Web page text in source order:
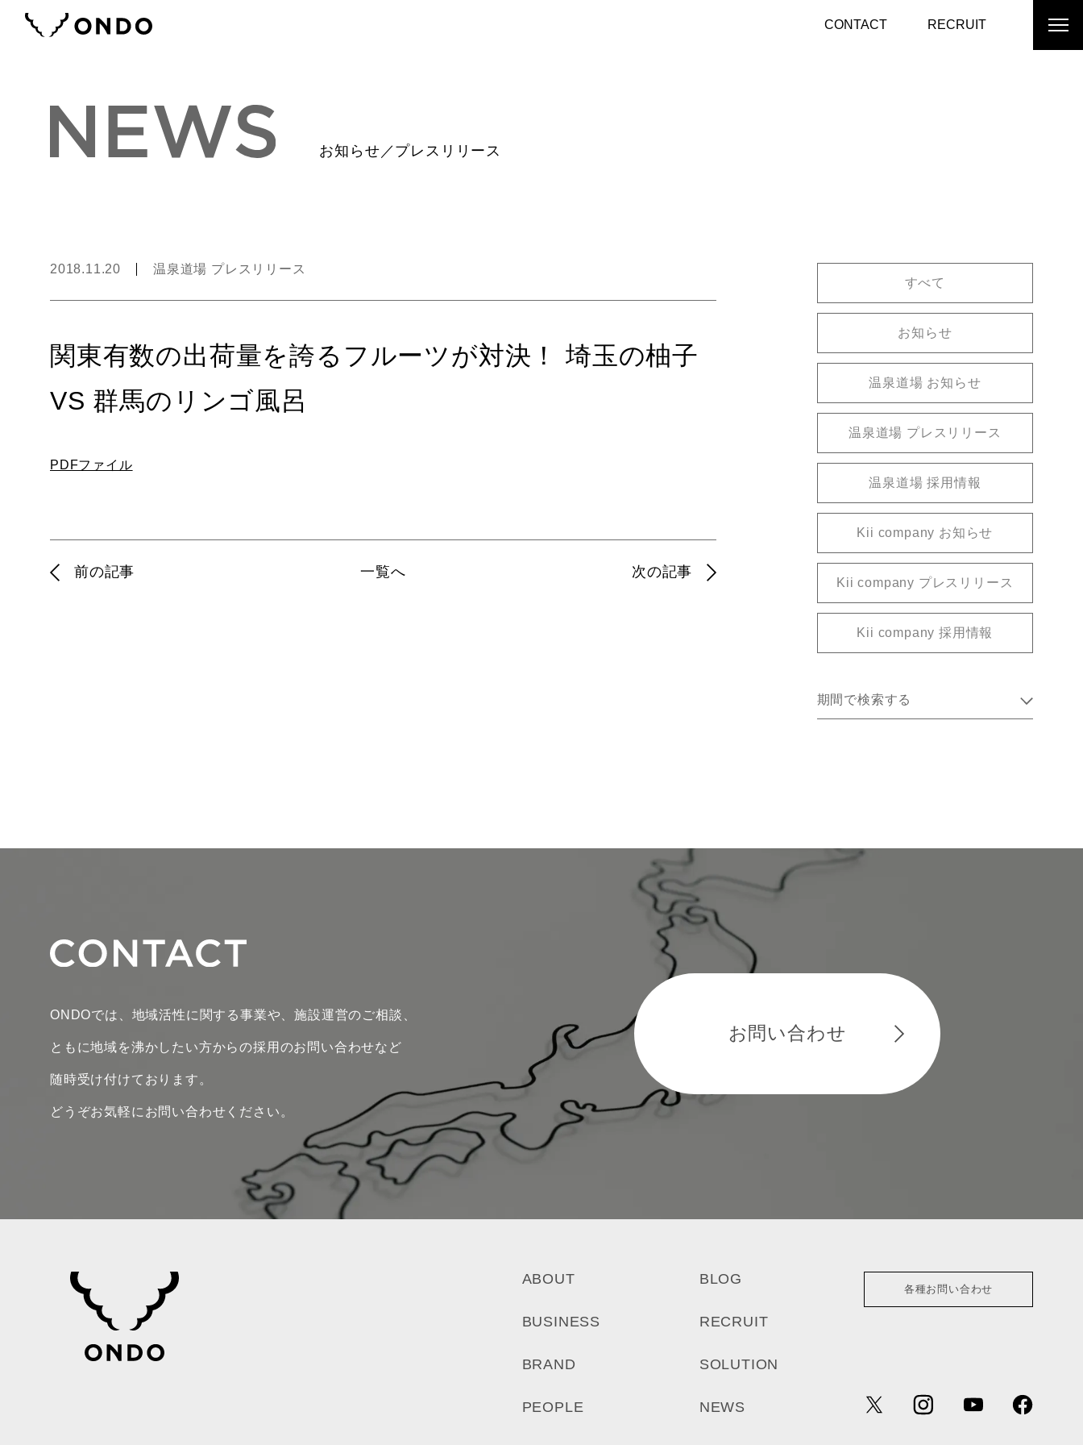
CONTACT RECRUIT
お知らせ／プレスリリース
2018.11.20 温泉道場 プレスリリース
関東有数の出荷量を誇るフルーツが対決！ 埼⽟の柚⼦
VS 群⾺のリンゴ⾵呂
PDFファイル
前の記事 一覧へ 次の記事
すべて
お知らせ
温泉道場 お知らせ
温泉道場 プレスリリース
温泉道場 採用情報
Kii company お知らせ
Kii company プレスリリース
Kii company 採用情報
期間で検索する
ONDOでは、地域活性に関する事業や、施設運営のご相談、
ともに地域を沸かしたい方からの採用のお問い合わせなど
随時受け付けております。
どうぞお気軽にお問い合わせください。
お問い合わせ
ABOUT
BUSINESS
BRAND
PEOPLE
BLOG
RECRUIT
SOLUTION
NEWS
各種お問い合わせ